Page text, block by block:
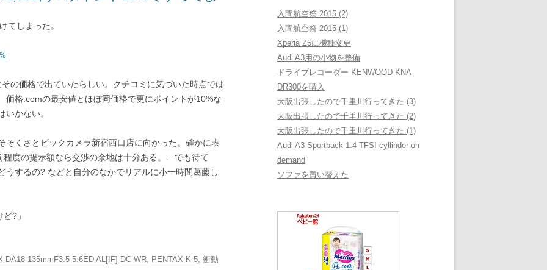
てしまった。
の価格で出ていたらしい。クチコミに気づいた時点では
価格.comの最安値とほぼ同価格で更にポイントが10%な
いかない。
そくさとビックカメラ新宿西口店に向かった。確かに表
度の提示額なら交渉の余地は十分ある。…でも待て
うするの? などと自分のなかでリアルに小一時間葛藤し
?」
DA18-135mmF3.5-5.6ED AL[IF] DC WR, PENTAX K-5, 衝動
入間航空祭 2015 (2)
入間航空祭 2015 (1)
Xperia Z5に機種変更
Audi A3用の小物を整備
ドライブレコーダー KENWOOD KNA-
DR300を購入
大阪出張したので千里川行ってきた (3)
大阪出張したので千里川行ってきた (2)
大阪出張したので千里川行ってきた (1)
Audi A3 Sportback 1.4 TFSI cyllinder on
demand
ソファを買い替えた